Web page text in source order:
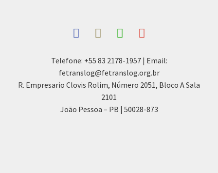
Telefone: +55 83 2178-1957 | Email:
fetranslog@fetranslog.org.br
R. Empresario Clovis Rolim, Número 2051, Bloco A Sala
2101
João Pessoa – PB | 50028-873